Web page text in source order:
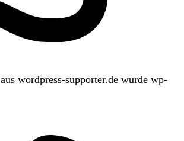
aus wordpress-supporter.de wurde wp-